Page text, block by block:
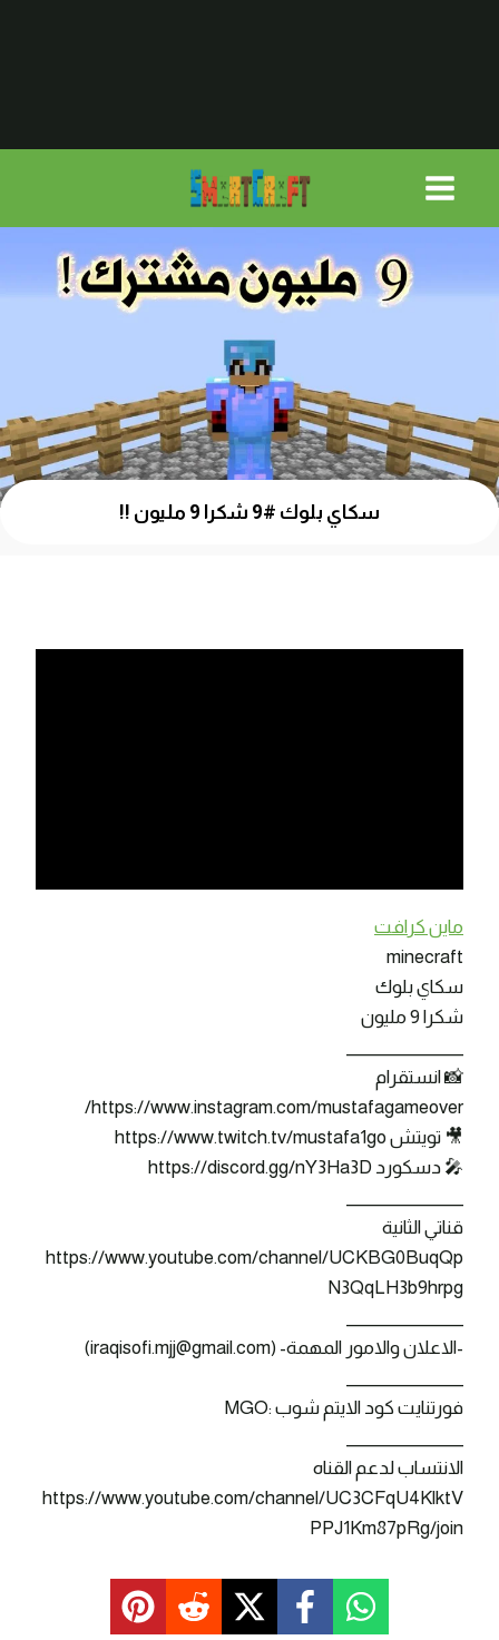
سكاي بلوك #9 شكرا 9 مليون !!
ماين كرافت
minecraft
سكاي بلوك
شكرا 9 مليون
📸 انستقرام
https://www.instagram.com/mustafagameover/
🎥 تويتش https://www.twitch.tv/mustafa1go
🎤 دسكورد https://discord.gg/nY3Ha3D
قناتي الثانية
https://www.youtube.com/channel/UCKBG0BuqQp
N3QqLH3b9hrpg
-الاعلان والامور المهمة- (iraqisofi.mjj@gmail.com)
فورتنايت كود الايتم شوب :MGO
الانتساب لدعم القناه
https://www.youtube.com/channel/UC3CFqU4KlktV
PPJ1Km87pRg/join